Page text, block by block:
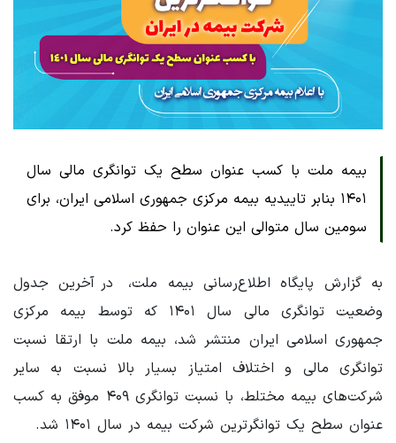
بیمه ملت با کسب عنوان سطح یک توانگری مالی سال
۱۴۰۱ بنابر تاییدیه بیمه مرکزی جمهوری اسلامی ایران، برای
سومین سال متوالی این عنوان را حفظ کرد.
به گزارش پایگاه اطلاع‌رسانی بیمه ملت، در آخرین جدول
وضعیت توانگری مالی سال ۱۴۰۱ که توسط بیمه مرکزی
جمهوری اسلامی ایران منتشر شد، بیمه ملت با ارتقا نسبت
توانگری مالی و اختلاف امتیاز بسیار بالا نسبت به سایر
شرکت‌های بیمه مختلط، با نسبت توانگری ۴۰۹ موفق به کسب
عنوان سطح یک توانگرترین شرکت بیمه در سال ۱۴۰۱ شد.